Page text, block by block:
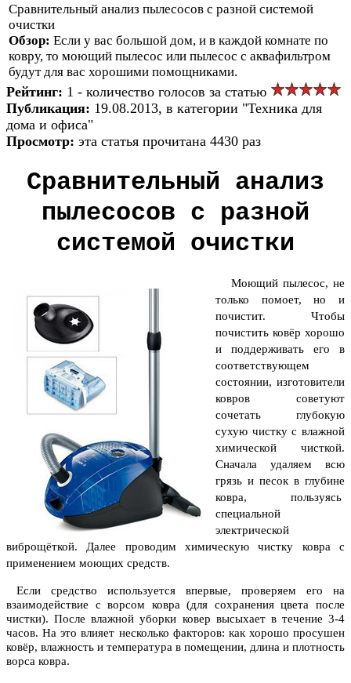
Сравнительный анализ пылесосов с разной системой
очистки
Обзор: Если у вас большой дом, и в каждой комнате по
ковру, то моющий пылесос или пылесос с аквафильтром
будут для вас хорошими помощниками.
Рейтинг: 1 - количество голосов за статью
Публикация: 19.08.2013, в категории "Техника для
дома и офиса"
Просмотр: эта статья прочитана 4430 раз
Сравнительный анализ
пылесосов с разной
системой очистки
Моющий пылесос, не
только помоет, но и
почистит. Чтобы
почистить ковёр хорошо
и поддерживать его в
соответствующем
состоянии, изготовители
ковров советуют
сочетать глубокую
сухую чистку с влажной
химической чисткой.
Сначала удаляем всю
грязь и песок в глубине
ковра, пользуясь
специальной
электрической
виброщёткой. Далее проводим химическую чистку ковра с
применением моющих средств.
Если средство используется впервые, проверяем его на
взаимодействие с ворсом ковра (для сохранения цвета после
чистки). После влажной уборки ковер высыхает в течение 3-4
часов. На это влияет несколько факторов: как хорошо просушен
ковёр, влажность и температура в помещении, длина и плотность
ворса ковра.